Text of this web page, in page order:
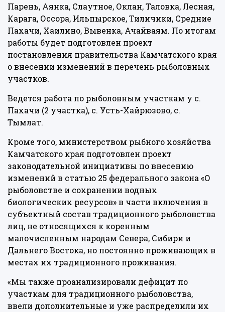
Парень, Аянка, Слаутное, Оклан, Таловка, Лесная,
Карага, Оссора, Ильпырское, Тиличики, Средние
Пахачи, Хаилино, Вывенка, Ачайваям. По итогам
работы будет подготовлен проект
постановления правительства Камчатского края
о внесении изменений в перечень рыболовных
участков.
Ведется работа по рыболовным участкам у с.
Пахачи (2 участка), с. Усть-Хайрюзово, с.
Тымлат.
Кроме того, министерством рыбного хозяйства
Камчатского края подготовлен проект
законодательной инициативы по внесению
изменений в статью 25 федерального закона «О
рыболовстве и сохранении водных
биологических ресурсов» в части включения в
субъектный состав традиционного рыболовства
лиц, не относящихся к коренным
малочисленным народам Севера, Сибири и
Дальнего Востока, но постоянно проживающих в
местах их традиционного проживания.
«Мы также проанализировали дефицит по
участкам для традиционного рыболовства,
ввели дополнительные и уже распределили их